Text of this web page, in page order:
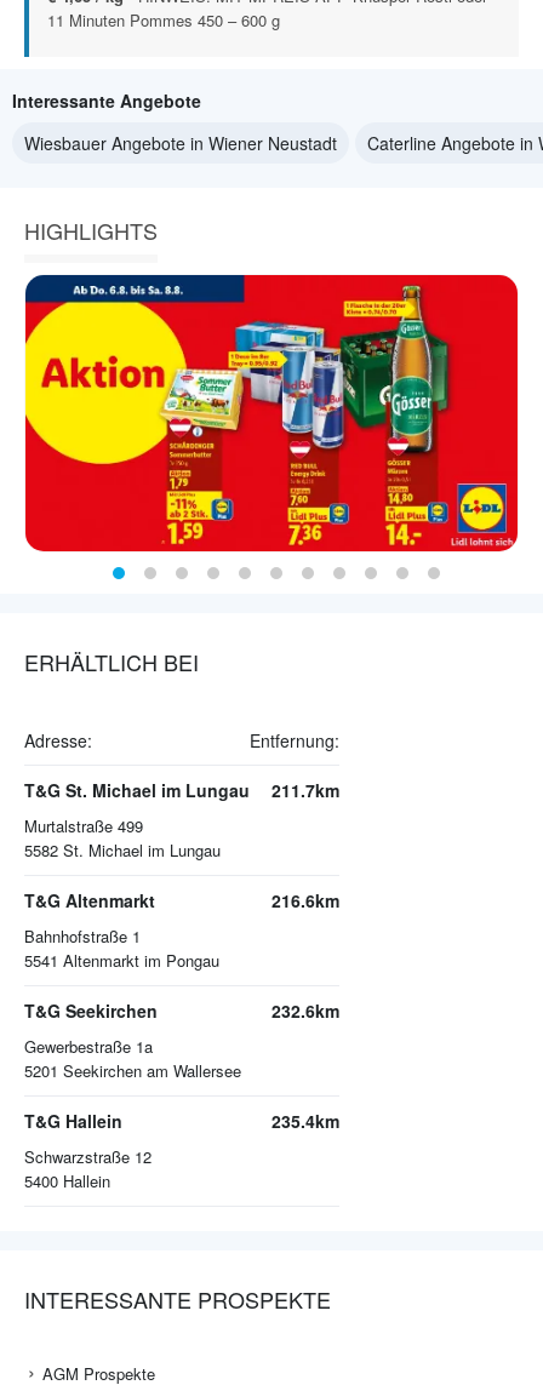
11 Minuten Pommes 450 – 600 g
Interessante Angebote
Wiesbauer Angebote in Wiener Neustadt
Caterline Angebote in
HIGHLIGHTS
ERHÄLTLICH BEI
Adresse: Entfernung:
T&G St. Michael im Lungau
Murtalstraße 499
5582 St. Michael im Lungau
211.7km
T&G Altenmarkt
Bahnhofstraße 1
5541 Altenmarkt im Pongau
216.6km
T&G Seekirchen
Gewerbestraße 1a
5201 Seekirchen am Wallersee
232.6km
T&G Hallein
Schwarzstraße 12
5400 Hallein
235.4km
INTERESSANTE PROSPEKTE
AGM Prospekte